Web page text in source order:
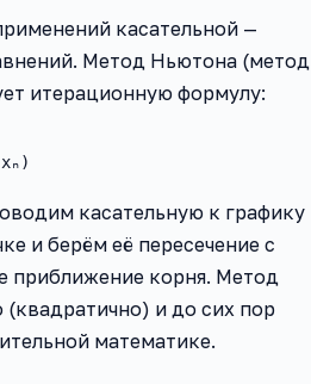
касательной —
Метод Ньютона (метод
итерационную формулу:
касательную к графику
и берём её пересечение с
приближение корня. Метод
(квадратично) и до сих пор
математике.